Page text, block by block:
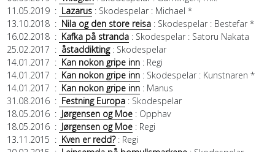
11.05.2019: Lazarus: Skodespelar: Michael *
13.10.2018: Nila og den store reisa: Skodespelar: Bestefar *
16.02.2018: Kafka på stranda: Skodespelar: Satoru Nakata
25.02.2017 : åstaddikting: Skodespelar
14.01.2017 : Kan nokon gripe inn: Regi
14.01.2017 : Kan nokon gripe inn: Skodespelar: Kunstnaren *
14.01.2017 : Kan nokon gripe inn: Manus
31.08.2016: Festning Europa: Skodespelar
18.05.2016: Jørgensen og Moe: Opphav
18.05.2016: Jørgensen og Moe: Regi
13.11.2015 : Kven er redd?: Regi